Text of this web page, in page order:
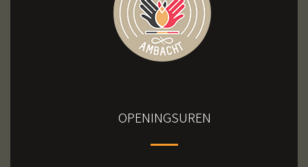
OPENINGSUREN